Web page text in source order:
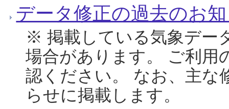
データ修正の過去のお
※ 掲載している気象デー
場合があります。 ご利用
認ください。 なお、主な
らせに掲載します。